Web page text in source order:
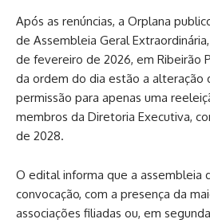
Após as renúncias, a Orplana
de Assembleia Geral
de fevereiro de 2026, em Ribeirão
da ordem do dia estão a alteração
permissão para apenas uma
membros da Diretoria Executiva,
de 2028.
O edital informa que a assembleia
convocação, com a presença da
associações filiadas ou, em